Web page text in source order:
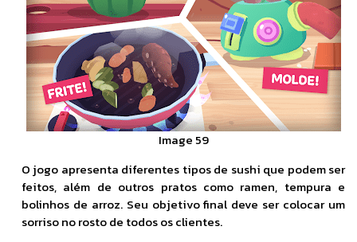
Image 59
O jogo apresenta diferentes tipos de sushi que podem ser
feitos, além de outros pratos como ramen, tempura e
bolinhos de arroz. Seu objetivo final deve ser colocar um
sorriso no rosto de todos os clientes.